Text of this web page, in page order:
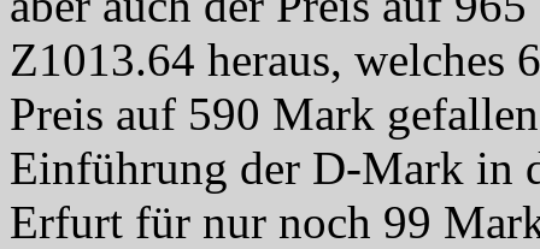
Z1013.64 heraus, welches
Preis auf 590 Mark
Einführung der D-Mark in
Erfurt für nur noch 99